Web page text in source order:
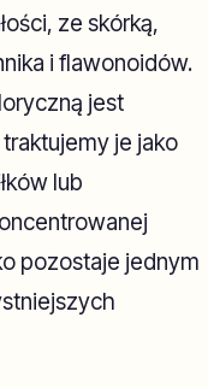
ze skórką,
i flawonoidów.
jest
je jako
lub
pozostaje jednym